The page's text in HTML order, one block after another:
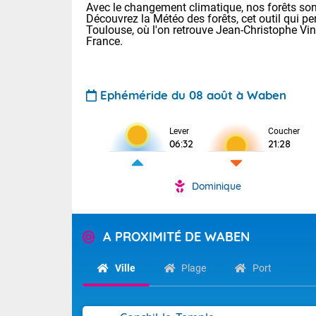
Pour la
Tendance
Avec le changement climatique, nos forêts
Découvrez la Météo des forêts, cet outil qui
Toulouse, où l'on retrouve Jean-Christophe
France.
Ephéméride du 08 août à Waben
Lever
06:32
Coucher
21:28
Dominique
A PROXIMITÉ DE WABEN
Ville Plage Port
Voici les
: 22/28 Paris
Clermont-
Lille : 22/29
Cet après-
Très
Maritimes